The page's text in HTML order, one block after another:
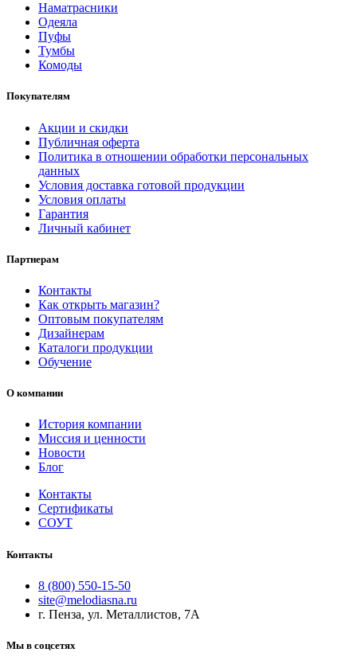
Наматрасники
Одеяла
Пуфы
Тумбы
Комоды
Покупателям
Акции и скидки
Публичная оферта
Политика в отношении обработки персональных
данных
Условия доставка готовой продукции
Условия оплаты
Гарантия
Личный кабинет
Партнерам
Контакты
Как открыть магазин?
Оптовым покупателям
Дизайнерам
Каталоги продукции
Обучение
О компании
История компании
Миссия и ценности
Новости
Блог
Контакты
Сертификаты
СОУТ
Контакты
8 (800) 550-15-50
site@melodiasna.ru
г. Пенза, ул. Металлистов, 7А
Мы в соцсетях